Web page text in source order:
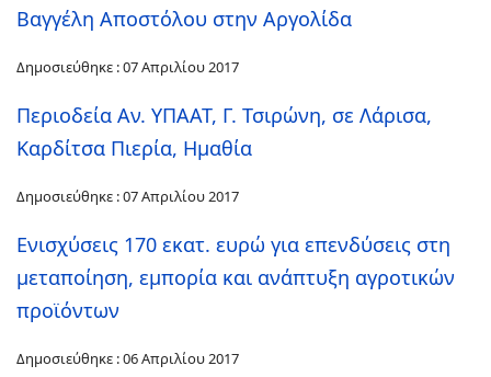
Βαγγέλη Αποστόλου στην Αργολίδα
Δημοσιεύθηκε : 07 Απριλίου 2017
Περιοδεία Αν. ΥΠΑΑΤ, Γ. Τσιρώνη, σε Λάρισα,
Καρδίτσα Πιερία, Ημαθία
Δημοσιεύθηκε : 07 Απριλίου 2017
Ενισχύσεις 170 εκατ. ευρώ για επενδύσεις στη
μεταποίηση, εμπορία και ανάπτυξη αγροτικών
προϊόντων
Δημοσιεύθηκε : 06 Απριλίου 2017